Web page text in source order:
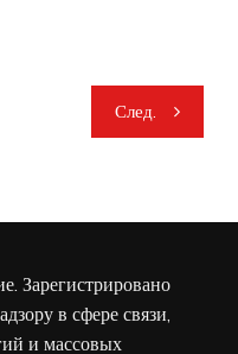
След.
Зарегистрировано
в сфере связи,
и массовых